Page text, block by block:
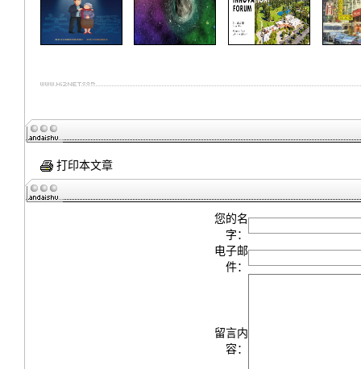
打印本文章
您的名
字：
电子邮
件：
留言内
容：